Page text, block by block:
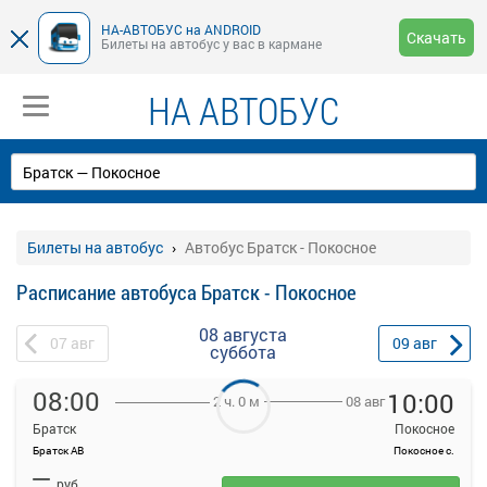
НА-АВТОБУС на ANDROID
Билеты на автобус у вас в кармане
Скачать
НА АВТОБУС
Билеты на автобус Автобус Братск - Покосное
Расписание автобуса Братск - Покосное
07 авг 08 августа
суббота 09 авг
08:00
Братск
Братск АВ
2 ч. 0 м 08 авг 10:00
Покосное
Покосное с.
—
На данной странице вы можете ознакомиться с расписанием и
купить билет онлайн на автобус Братск - Покосное.